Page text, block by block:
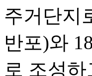
주거단지
반포)와
로 조성하